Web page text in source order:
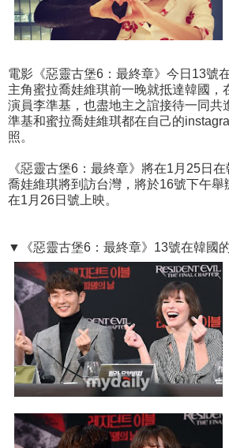
電影《惡靈古堡6：最終章》今日13號
主角蜜拉喬娃維琪前一晚就抵達韓國，
演員李準基，也盡地主之誼接待一同共
準基和蜜拉喬娃維琪都在自己的
照。
《惡靈古堡6：最終章》將在1月25日
喬娃維琪將到訪台灣，將於16號下午舉
在1月26日號上映。
▼《惡靈古堡6：最終章》13號在韓國